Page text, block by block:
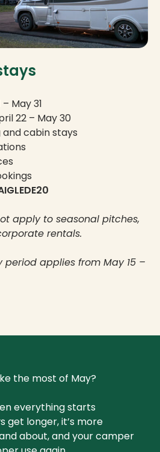
May 31
22 – May 30
cabin stays
apply to seasonal pitches,
rentals.
period applies from May 15 –
the most of May?
everything starts
get longer, it’s more
about, and your camper